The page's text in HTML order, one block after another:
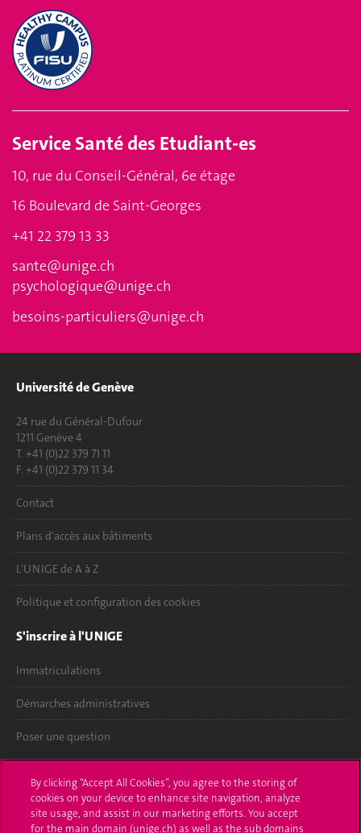
ServiceSanté des Etudiant-es
10, rue du Conseil-Général, 6e étage
16 Boulevard de Saint-Georges
+41 22 379 13 33
sante@unige.ch
psychologique@unige.ch
besoins-particuliers@unige.ch
Université de Genève
24 rue du Général-Dufour
1211 Genève 4
T. +41 (0)22 379 71 11
F. +41 (0)22 379 11 34
Contact
Plans d'accès aux bâtiments
L'UNIGE de A à Z
Politique et configuration des cookies
S'inscrire à l'UNIGE
Immatriculations
Démarches administratives
Poser une question
UNIGE Mobile
By clicking “Accept All Cookies”, you agree to the storing of
cookies on your device to enhance site navigation, analyze
site usage, and assist in our marketing efforts. You accept
for the main domain (unige.ch) as well as the sub domains